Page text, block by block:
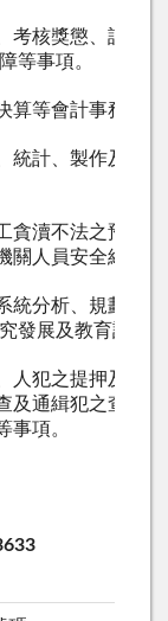
考核獎懲、訓練
等事項。
等會計事務。
統計、製作及彙
貪瀆不法之預防
關人員安全維護
統分析、規劃設
發展及教育訓練
人犯之提押及具
及通緝犯之查緝
項。